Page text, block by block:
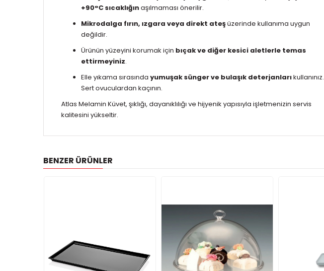
+90°C sıcaklığınaşılmaması önerilir.
Mikrodalga fırın, ızgara veya direkt ateşüzerinde kullanıma uygun
değildir.
Ürünün yüzeyini korumak için bıçak ve diğer kesici aletlerle temas
ettirmeyiniz.
Elle yıkama sırasında yumuşak sünger ve bulaşık deterjanlarıkullanınız.
Sert ovuculardan kaçının.
Atlas Melamin Küvet, şıklığı, dayanıklılığı ve hijyenik yapısıyla işletmenizin servis
kalitesini yükseltir.
BENZER ÜRÜNLER